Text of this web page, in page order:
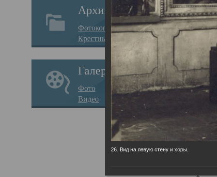
Архив
Фотокопии дел
Крестные ходы
Галерея
Фото
Видео
26. Вид на левую стену и хоры.